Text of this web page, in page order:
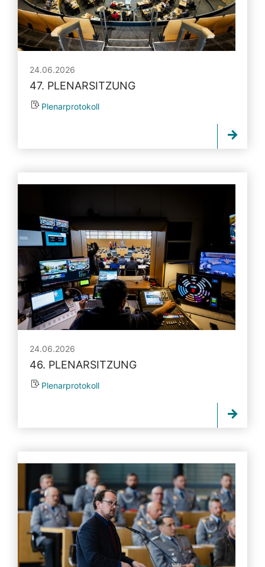
24.06.2026
47. PLENARSITZUNG
Plenarprotokoll
24.06.2026
46. PLENARSITZUNG
Plenarprotokoll